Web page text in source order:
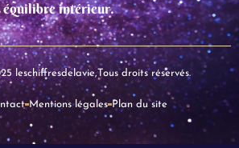
équilibre intérieur.
leschiffresdelavie,Tous droits réservés.
Mentions légales Plan du site